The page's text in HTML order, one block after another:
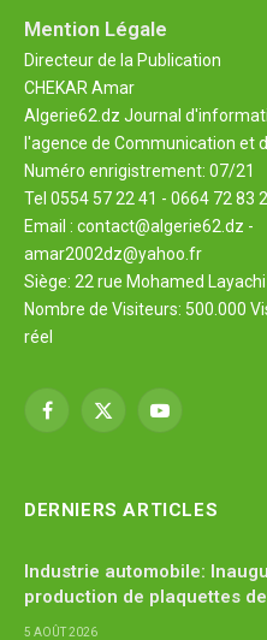
Mention Légale
Directeur de la Publication
CHEKAR Amar
Algerie62.dz Journal
l'agence de Communication et
Numéro enrigistrement: 07/21
Tel 0554 57 22 41 - 0664 72 83
Email : contact@algerie62.dz -
amar2002dz@yahoo.fr
Siège: 22 rue Mohamed
Nombre de Visiteurs: 500.000
réel
Facebook
X
YouTube
DERNIERS ARTICLES
Industrie automobile:
production de plaquettes
5 AOÛT 2026